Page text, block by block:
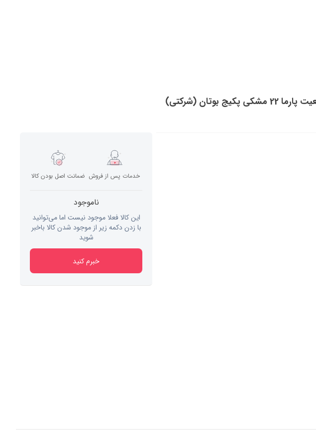
بوتان (شرکتی)
خدمات پس از فروش ضمانت اصل بودن کالا
ناموجود
این کالا فعلا موجود نیست اما می‌توانید
با زدن دکمه زیر از موجود شدن کالا باخبر
شوید
خبرم کنید